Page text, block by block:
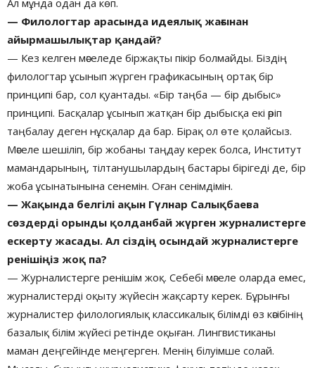
Ал мұнда одан да көп.
— Филологтар арасында идеялық жағынан
айырмашылықтар қандай?
— Кез келген мәселеде біржақты пікір болмайды. Біздің
филологтар ұсынып жүрген графикасының ортақ бір
принципі бар, сол қуантады. «Бір таңба — бір дыбыс»
принципі. Басқалар ұсынып жатқан бір дыбысқа екі әріп
таңбалау деген нұсқалар да бар. Бірақ ол өте қолайсыз.
Мәселе шешіліп, бір жобаны таңдау керек болса, Институт
мамандарының, тілтанушылардың бастары бірігеді де, бір
жоба ұсынатынына сенемін. Оған сенімдімін.
— Жақында белгілі ақын Гүлнар Салықбаева
сөздерді орынды қолданбай жүрген журналистерге
ескерту жасады. Ал сіздің осындай журналистерге
ренішіңіз жоқ па?
— Журналистерге ренішім жоқ. Себебі мәселе оларда емес,
журналистерді оқыту жүйесін жақсарту керек. Бұрынғы
журналистер филологиялық классикалық білімді өз кәсібінің
базалық білім жүйесі ретінде оқыған. Лингвистиканы
маман деңгейінде меңгерген. Менің білуімше солай.